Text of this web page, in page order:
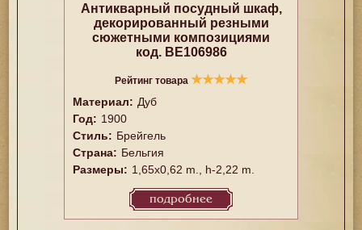
Антикварный посудный шкаф,
декорированный резными
сюжетными композициями
код. BE106986
Рейтинг товара ★★★★★
Материал: Дуб
Год: 1900
Стиль: Брейгель
Страна: Бельгия
Размеры: 1,65x0,62 m., h-2,22 m.
подробнее